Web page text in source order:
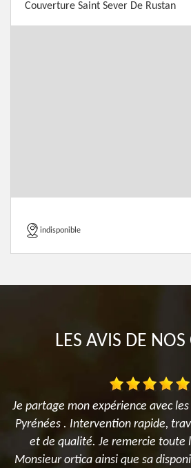
Couverture Saint Sever De Rustan
indisponible
LES AVIS DE NOS
Je partage mon expérience avec
Pyrénées . Intervention rapide,
et de qualité. Je remercie toute
Monsieur ortica ainsi que sa